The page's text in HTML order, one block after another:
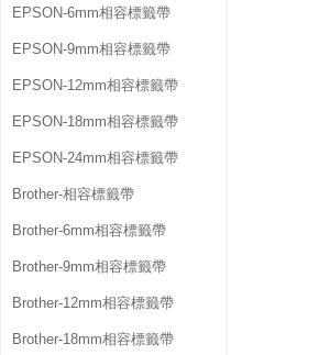
EPSON-6mm相容標籤帶
EPSON-9mm相容標籤帶
EPSON-12mm相容標籤帶
EPSON-18mm相容標籤帶
EPSON-24mm相容標籤帶
Brother-相容標籤帶
Brother-6mm相容標籤帶
Brother-9mm相容標籤帶
Brother-12mm相容標籤帶
Brother-18mm相容標籤帶